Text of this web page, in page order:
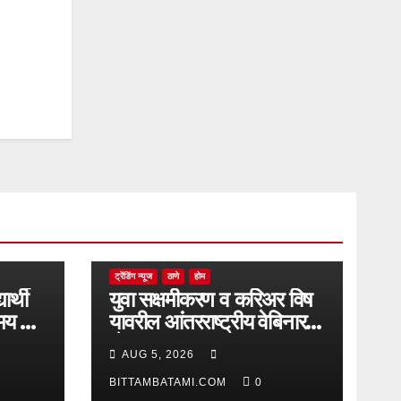
गाढे
ट्रेंडिंग न्यूज ठाणे होम
युवा सक्षमीकरण व करिअर विष
यावरील आंतरराष्ट्रीय वेबिनारला
देश-
विदेशातून उत्स्फूर्त प्रतिसाद
AUG 5, 2026
BITTAMBATAMI.COM 0